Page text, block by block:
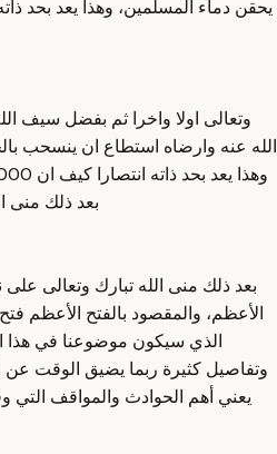
وتعالى اولا واخرا ثم بفضل سيف
الله عنه وارضاه استطاع ان ينسحب
بعد ذلك منى
بعد ذلك منى الله تبارك وتعالى على
الأعظم، والمقصود بالفتح الأعظم
الذي سيكون موضوعنا في هذا
وتفاصيل كثيرة ربما يضيق الوقت عن
يعني أهم الحوادث والمواقف